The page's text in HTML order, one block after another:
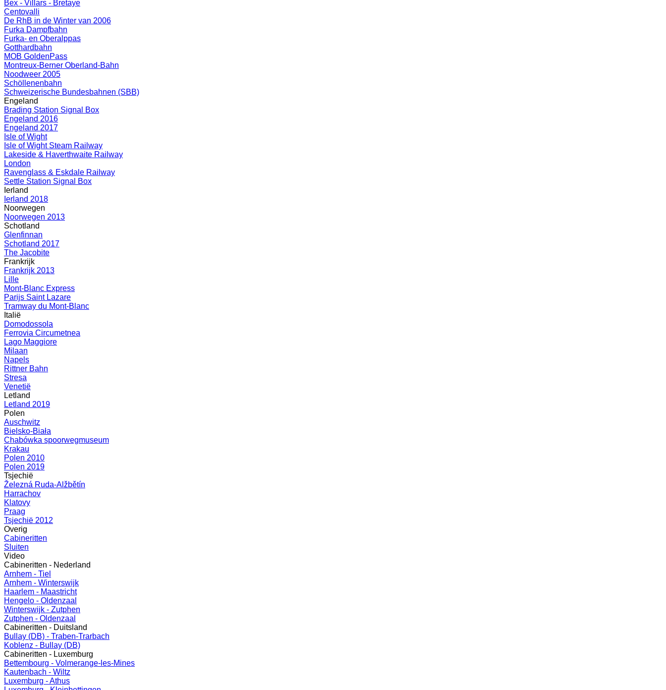
Bex - Villars - Bretaye
Centovalli
De RhB in de Winter van 2006
Furka Dampfbahn
Furka- en Oberalppas
Gotthardbahn
MOB GoldenPass
Montreux-Berner Oberland-Bahn
Noodweer 2005
Schöllenenbahn
Schweizerische Bundesbahnen (SBB)
Engeland
Brading Station Signal Box
Engeland 2016
Engeland 2017
Isle of Wight
Isle of Wight Steam Railway
Lakeside & Haverthwaite Railway
London
Ravenglass & Eskdale Railway
Settle Station Signal Box
Ierland
Ierland 2018
Noorwegen
Noorwegen 2013
Schotland
Glenfinnan
Schotland 2017
The Jacobite
Frankrijk
Frankrijk 2013
Lille
Mont-Blanc Express
Parijs Saint Lazare
Tramway du Mont-Blanc
Italië
Domodossola
Ferrovia Circumetnea
Lago Maggiore
Milaan
Napels
Rittner Bahn
Stresa
Venetië
Letland
Letland 2019
Polen
Auschwitz
Bielsko-Biała
Chabówka spoorwegmuseum
Krakau
Polen 2010
Polen 2019
Tsjechië
Železná Ruda-Alžbětín
Harrachov
Klatovy
Praag
Tsjechië 2012
Overig
Cabineritten
Sluiten
Video
Cabineritten - Nederland
Arnhem - Tiel
Arnhem - Winterswijk
Haarlem - Maastricht
Hengelo - Oldenzaal
Winterswijk - Zutphen
Zutphen - Oldenzaal
Cabineritten - Duitsland
Bullay (DB) - Traben-Trarbach
Koblenz - Bullay (DB)
Cabineritten - Luxemburg
Bettembourg - Volmerange-les-Mines
Kautenbach - Wiltz
Luxemburg - Athus